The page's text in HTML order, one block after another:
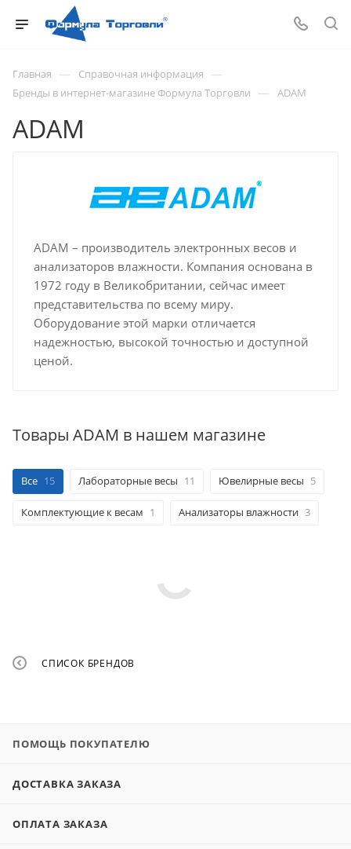
Главная — Справочная информация —
Бренды в интернет-магазине Формула Торговли — ADAM
ADAM
ADAM – производитель электронных весов и
анализаторов влажности. Компания основана в
1972 году в Великобритании, сейчас имеет
представительства по всему миру.
Оборудование этой марки отличается
надежностью, высокой точностью и доступной
ценой.
Товары ADAM в нашем магазине
Все 15 Лабораторные весы 11 Ювелирные весы 5
Комплектующие к весам 1 Анализаторы влажности 3
СПИСОК БРЕНДОВ
ПОМОЩЬ ПОКУПАТЕЛЮ
ДОСТАВКА ЗАКАЗА
ОПЛАТА ЗАКАЗА